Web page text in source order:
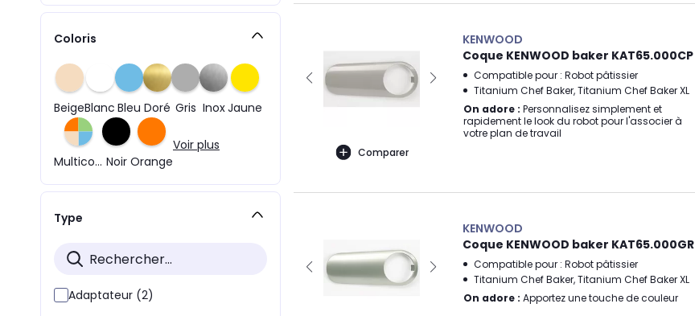
Coloris
BeigeBlanc Bleu Doré Gris InoxJaune
Multicolore Noir Orange
Voir plus
Type
Adaptateur (2)
Comparer
KENWOOD
Coque KENWOOD baker KAT65.000CP
Compatible pour : Robot pâtissier
Titanium Chef Baker, Titanium Chef Baker XL
On adore : Personnalisez simplement et
rapidement le look du robot pour l'associer à
votre plan de travail
KENWOOD
Coque KENWOOD baker KAT65.000GR
Compatible pour : Robot pâtissier
Titanium Chef Baker, Titanium Chef Baker XL
On adore : Apportez une touche de couleur